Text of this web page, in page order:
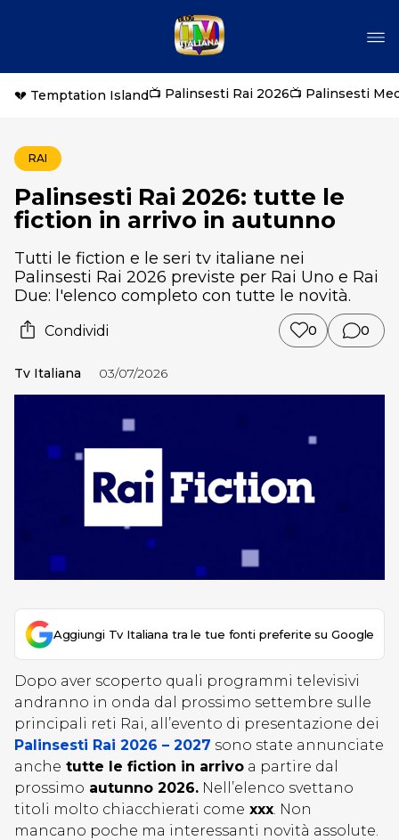
💔 Temptation Island📺 Palinsesti Rai 2026📺 Palinsesti
RAI
Palinsesti Rai 2026: tutte le
fiction in arrivo in autunno
Tutti le fiction e le seri tv italiane nei
Palinsesti Rai 2026 previste per Rai Uno e Rai
Due: l'elenco completo con tutte le novità.
Condividi 0 0
Tv Italiana 03/07/2026
Aggiungi Tv Italiana tra le tue fonti preferite su Google
Dopo aver scoperto quali programmi televisivi
andranno in onda dal prossimo settembre sulle
principali reti Rai, all’evento di presentazione dei
Palinsesti Rai 2026 – 2027 sono state annunciate
anche tutte le fiction in arrivo a partire dal
prossimo autunno 2026. Nell’elenco svettano
titoli molto chiacchierati come xxx. Non
mancano poche ma interessanti novità assolute.